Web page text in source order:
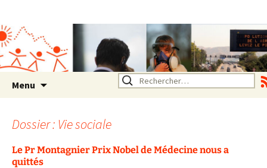
Rhône Alpes
Un environnement sain pour
la santé de tous
Menu Rechercher :
Dossier : Vie sociale
Le Pr Montagnier Prix Nobel de Médecine nous a
quittés